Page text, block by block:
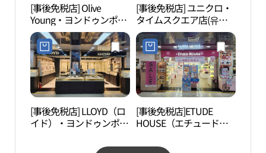
[事後免税店] Olive
Young・ヨンドゥンポ駅
店(올리브영 영등포역점)
[事後免税店] ユニクロ・
タイムスクエア店(유니
클로 타임스퀘어점)
[事後免税店] LLOYD（ロ
イド）・ヨンドゥンポ
[事後免税店]ETUDE
HOUSE（エチュードハ
（永登浦）地下商店街店